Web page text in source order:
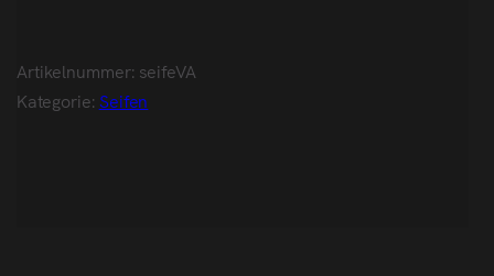
Artikelnummer: seifeVA
Kategorie: Seifen